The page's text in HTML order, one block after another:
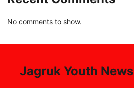
No comments to show.
Jagruk Youth News